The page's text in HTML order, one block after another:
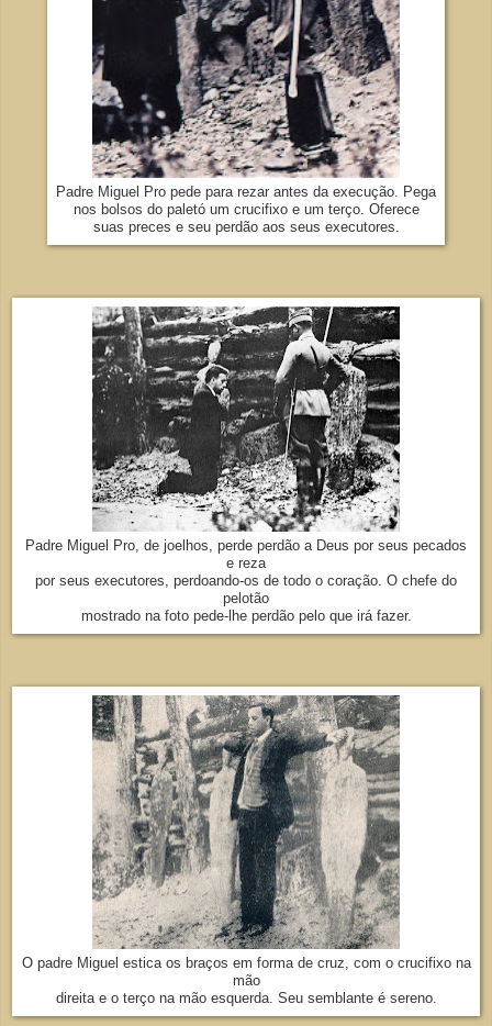
Padre Miguel Pro pede para rezar antes da execução. Pega
nos bolsos do paletó um crucifixo e um terço. Oferece
suas preces e seu perdão aos seus executores.
Padre Miguel Pro, de joelhos, perde perdão a Deus por seus pecados
e reza
por seus executores, perdoando-os de todo o coração. O chefe do
pelotão
mostrado na foto pede-lhe perdão pelo que irá fazer.
O padre Miguel estica os braços em forma de cruz, com o crucifixo na
mão
direita e o terço na mão esquerda. Seu semblante é sereno.